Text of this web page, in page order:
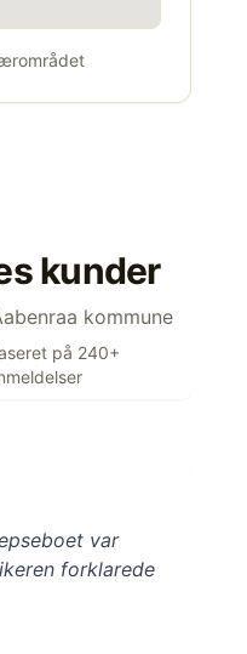
kunder
kommune
på 240+
var
forklarede